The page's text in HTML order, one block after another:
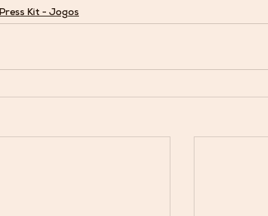
Press Kit - Jogos